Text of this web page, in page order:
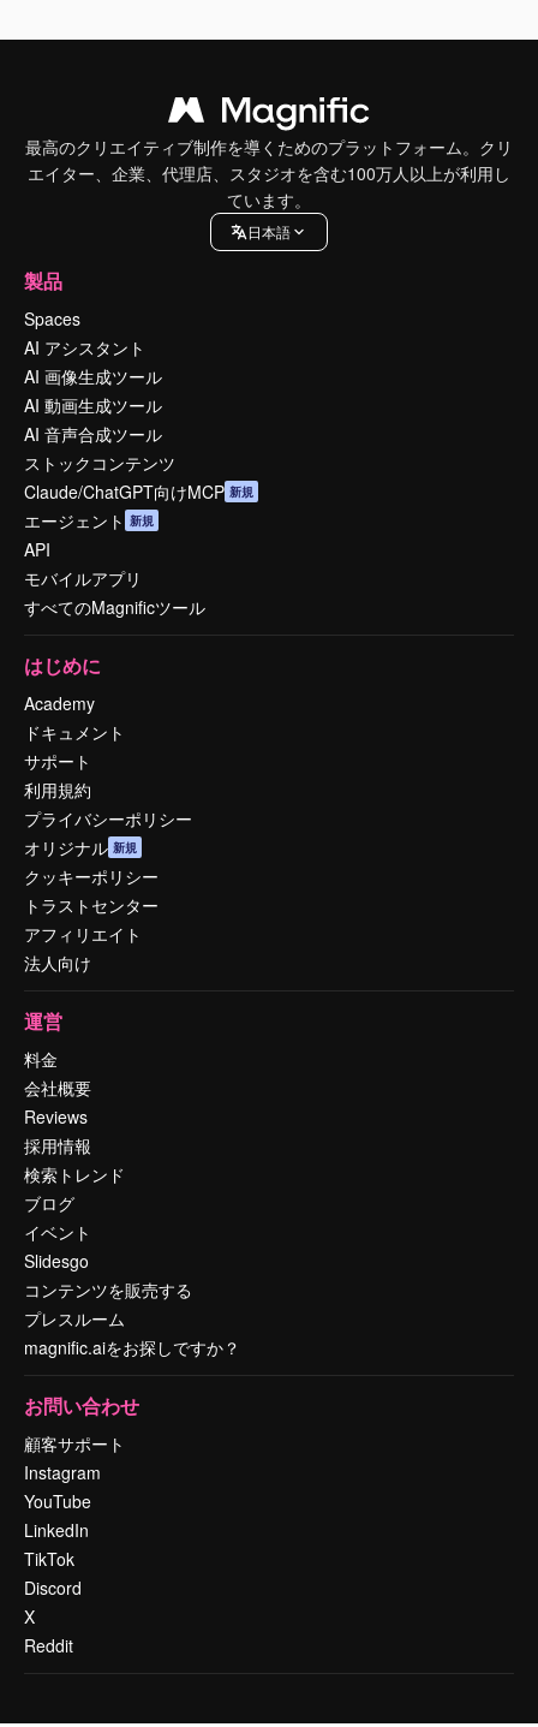
最高のクリエイティブ制作を導くためのプラットフォーム。クリ
エイター、企業、代理店、スタジオを含む100万人以上が利用し
ています。
日本語
製品
Spaces
AI アシスタント
AI 画像生成ツール
AI 動画生成ツール
AI 音声合成ツール
ストックコンテンツ
Claude/ChatGPT向けMCP 新規
エージェント 新規
API
モバイルアプリ
すべてのMagnificツール
はじめに
Academy
ドキュメント
サポート
利用規約
プライバシーポリシー
オリジナル 新規
クッキーポリシー
トラストセンター
アフィリエイト
法人向け
運営
料金
会社概要
Reviews
採用情報
検索トレンド
ブログ
イベント
Slidesgo
コンテンツを販売する
プレスルーム
magnific.aiをお探しですか？
お問い合わせ
顧客サポート
Instagram
YouTube
LinkedIn
TikTok
Discord
X
Reddit